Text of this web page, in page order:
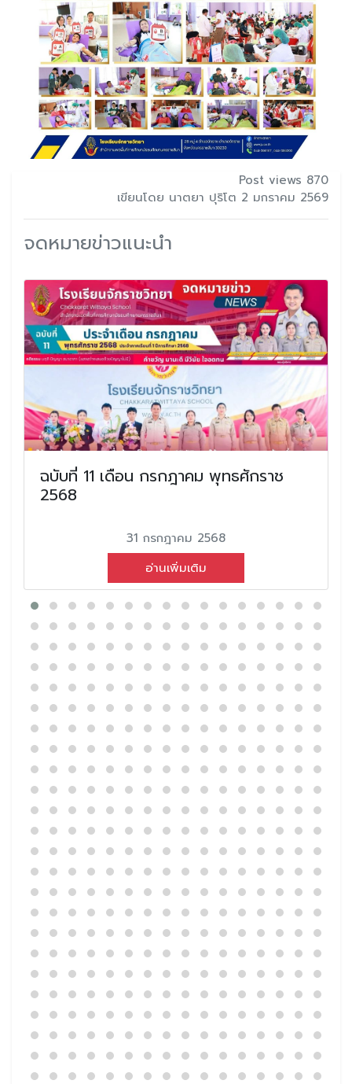
Post views 870
เขียนโดย นาตยา ปุริโต 2 มกราคม 2569
จดหมายข่าวแนะนำ
ฉบับที่ 11 เดือน กรกฎาคม พุทธศักราช
2568
31 กรกฎาคม 2568
อ่านเพิ่มเติม